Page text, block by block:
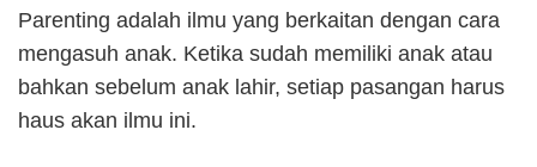
Parenting adalah ilmu yang berkaitan dengan cara
mengasuh anak. Ketika sudah memiliki anak atau
bahkan sebelum anak lahir, setiap pasangan harus
haus akan ilmu ini.